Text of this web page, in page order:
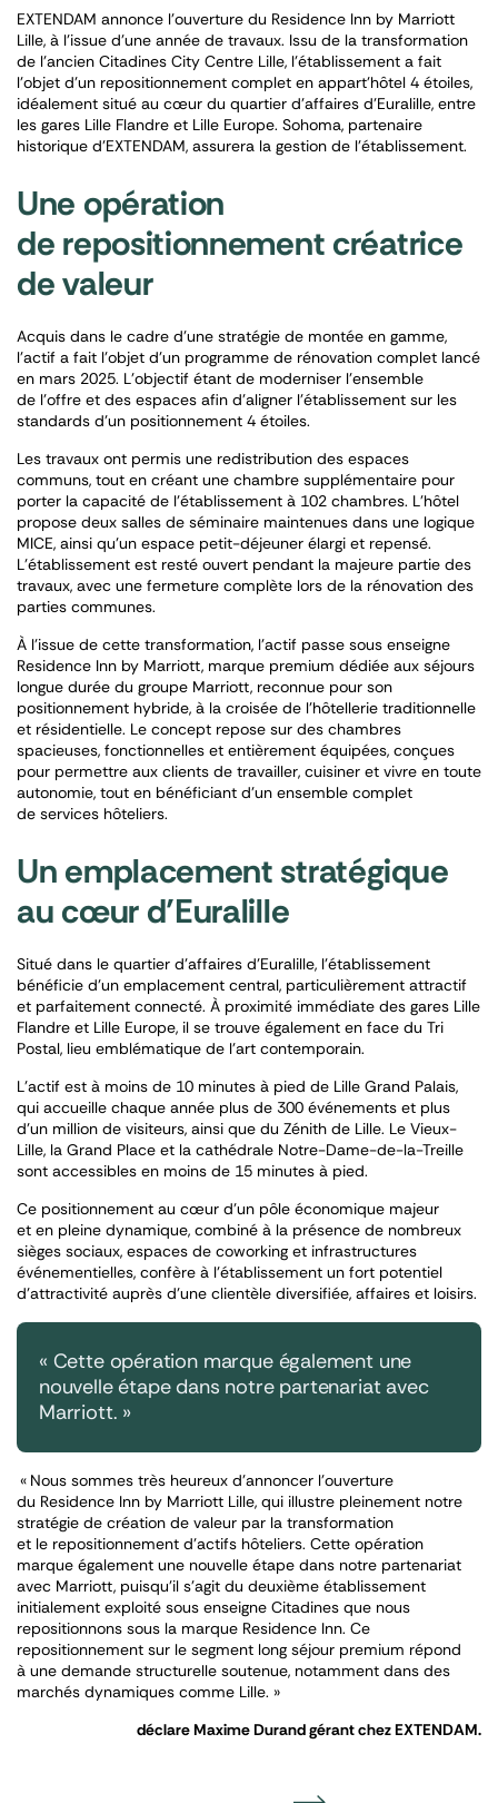
EXTENDAM annonce l’ouverture du Residence Inn by Marriott
Lille, à l’issue d’une année de travaux. Issu de la transformation
de l’ancien Citadines City Centre Lille, l’établissement a fait
l’objet d’un repositionnement complet en appart’hôtel 4 étoiles,
idéalement situé au cœur du quartier d’affaires d’Euralille, entre
les gares Lille Flandre et Lille Europe. Sohoma, partenaire
historique d’EXTENDAM, assurera la gestion de l’établissement.
Une opération
de repositionnement créatrice
de valeur
Acquis dans le cadre d’une stratégie de montée en gamme,
l’actif a fait l’objet d’un programme de rénovation complet lancé
en mars 2025. L’objectif étant de moderniser l’ensemble
de l’offre et des espaces afin d’aligner l’établissement sur les
standards d’un positionnement 4 étoiles.
Les travaux ont permis une redistribution des espaces
communs, tout en créant une chambre supplémentaire pour
porter la capacité de l’établissement à 102 chambres. L’hôtel
propose deux salles de séminaire maintenues dans une logique
MICE, ainsi qu’un espace petit-déjeuner élargi et repensé.
L’établissement est resté ouvert pendant la majeure partie des
travaux, avec une fermeture complète lors de la rénovation des
parties communes.
À l’issue de cette transformation, l’actif passe sous enseigne
Residence Inn by Marriott, marque premium dédiée aux séjours
longue durée du groupe Marriott, reconnue pour son
positionnement hybride, à la croisée de l’hôtellerie traditionnelle
et résidentielle. Le concept repose sur des chambres
spacieuses, fonctionnelles et entièrement équipées, conçues
pour permettre aux clients de travailler, cuisiner et vivre en toute
autonomie, tout en bénéficiant d’un ensemble complet
de services hôteliers.
Un emplacement stratégique
au cœur d’Euralille
Situé dans le quartier d’affaires d’Euralille, l’établissement
bénéficie d’un emplacement central, particulièrement attractif
et parfaitement connecté. À proximité immédiate des gares Lille
Flandre et Lille Europe, il se trouve également en face du Tri
Postal, lieu emblématique de l’art contemporain.
L’actif est à moins de 10 minutes à pied de Lille Grand Palais,
qui accueille chaque année plus de 300 événements et plus
d’un million de visiteurs, ainsi que du Zénith de Lille. Le Vieux-
Lille, la Grand Place et la cathédrale Notre-Dame-de-la-Treille
sont accessibles en moins de 15 minutes à pied.
Ce positionnement au cœur d’un pôle économique majeur
et en pleine dynamique, combiné à la présence de nombreux
sièges sociaux, espaces de coworking et infrastructures
événementielles, confère à l’établissement un fort potentiel
d’attractivité auprès d’une clientèle diversifiée, affaires et loisirs.
« Cette opération marque également une
nouvelle étape dans notre partenariat avec
Marriott. »
« Nous sommes très heureux d’annoncer l’ouverture
du Residence Inn by Marriott Lille, qui illustre pleinement notre
stratégie de création de valeur par la transformation
et le repositionnement d’actifs hôteliers. Cette opération
marque également une nouvelle étape dans notre partenariat
avec Marriott, puisqu’il s’agit du deuxième établissement
initialement exploité sous enseigne Citadines que nous
repositionnons sous la marque Residence Inn. Ce
repositionnement sur le segment long séjour premium répond
à une demande structurelle soutenue, notamment dans des
marchés dynamiques comme Lille. »
déclare Maxime Durand gérant chez EXTENDAM.